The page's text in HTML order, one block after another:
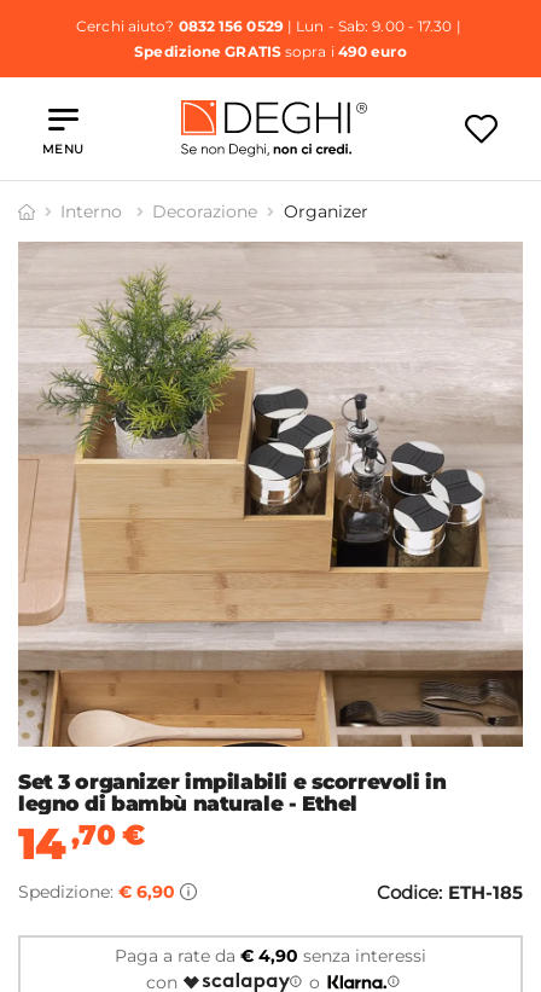
Cerchi aiuto? 0832 156 0529| Lun - Sab: 9.00 - 17.30 |
Spedizione GRATISsopra i 490 euro
MENU
Interno Decorazione Organizer
Set 3 organizer impilabili e scorrevoli in
legno di bambù naturale - Ethel
14,70€
Spedizione: € 6,90 Codice: ETH-185
Paga a rate da € 4,90 senza interessi
con
o